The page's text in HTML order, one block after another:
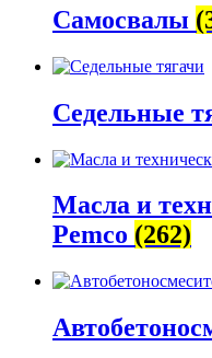
Самосвалы
Седельные
Масла и
Pemco (262)